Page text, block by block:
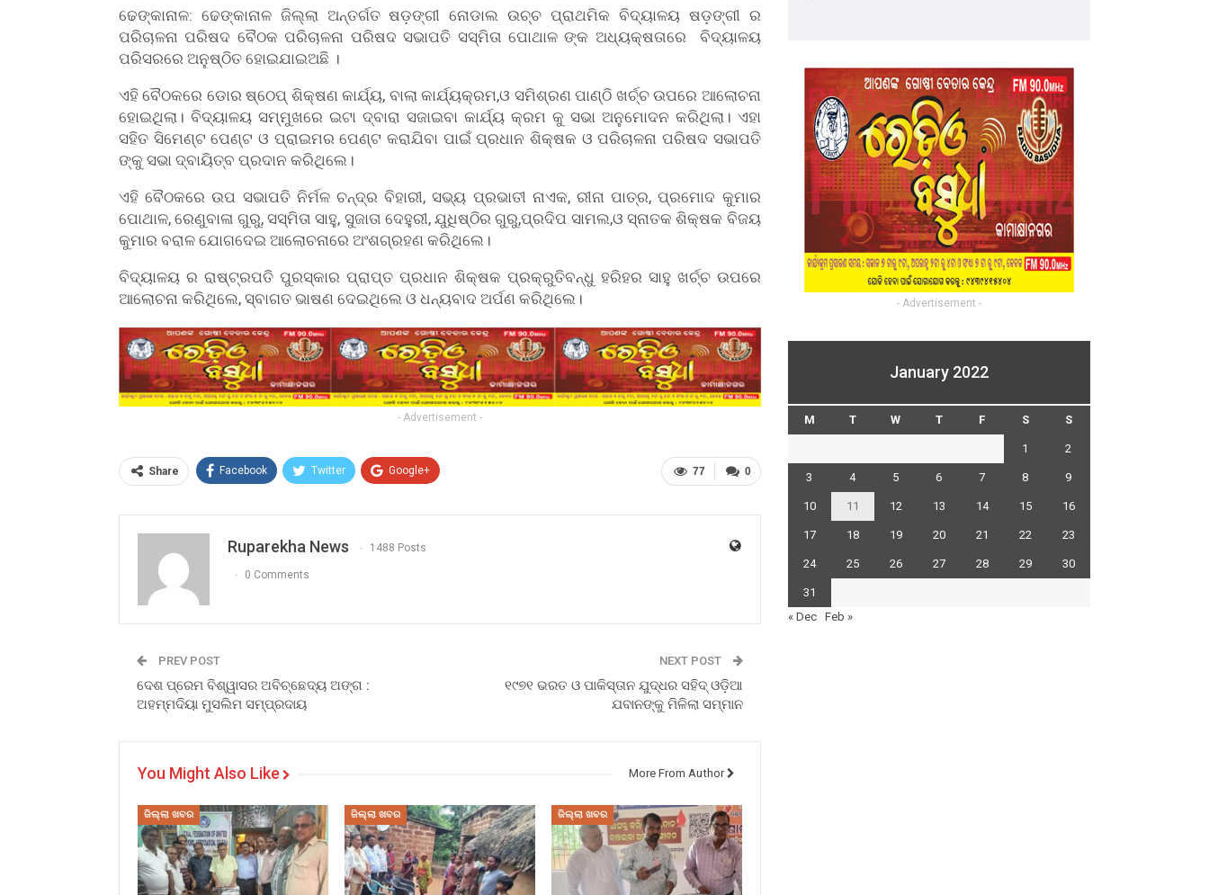
ଢେଙ୍କାନାଳ: ଢେଙ୍କାନାଳ ଜିଲ୍ଲା ଅନ୍ତର୍ଗତ ଷଡ଼ଙ୍ଗୀ ନୋଡାଲ ଉଚ୍ଚ ପ୍ରାଥମିକ ବିଦ୍ୟାଳୟ ଷଡ଼ଙ୍ଗୀ ର
ପରିଚାଳନା ପରିଷଦ ବୈଠକ ପରିଚାଳନା ପରିଷଦ ସଭାପତି ସସ୍ମିତା ପୋଥାଳ ଙ୍କ ଅଧ୍ୟକ୍ଷତାରେ ବିଦ୍ୟାଳୟ
ପରିସରରେ ଅନୁଷ୍ଠିତ ହୋଇଯାଇଅଛି ।
ଏହି ବୈଠକରେ ଡୋର ଷ୍ଠେପ୍ ଶିକ୍ଷଣ କାର୍ଯ୍ୟ, ବାଲା କାର୍ଯ୍ୟକ୍ରମ,ଓ ସମିଶ୍ରଣ ପାଣ୍ଠି ଖର୍ଚ୍ଚ ଉପରେ ଆଲୋଚନା
ହୋଇଥିଲା। ବିଦ୍ୟାଳୟ ସମ୍ମୁଖରେ ଇଟା ଦ୍ବାରା ସଜାଇବା କାର୍ଯ୍ୟ କ୍ରମ କୁ ସଭା ଅନୁମୋଦନ କରିଥିଲା। ଏହା
ସହିତ ସିମେଣ୍ଟ ପେଣ୍ଟ ଓ ପ୍ରାଇମର ପେଣ୍ଟ କରାଯିବା ପାଇଁ ପ୍ରଧାନ ଶିକ୍ଷକ ଓ ପରିଚାଳନା ପରିଷଦ ସଭାପତି
ଙ୍କୁ ସଭା ଦ୍ବାୟିତ୍ବ ପ୍ରଦାନ କରିଥିଲେ।
ଏହି ବୈଠକରେ ଉପ ସଭାପତି ନିର୍ମଳ ଚନ୍ଦ୍ର ବିହାରୀ, ସଭ୍ୟ ପ୍ରଭାତୀ ନାଏକ, ରୀନା ପାତ୍ର, ପ୍ରମୋଦ କୁମାର
ପୋଥାଳ, ରେଣୁବାଳା ଗୁରୁ, ସସ୍ମିତା ସାହୁ, ସୁଜାତା ଦେହୁରୀ, ଯୁଧିଷ୍ଠିର ଗୁରୁ,ପ୍ରଦିପ ସାମଲ,ଓ ସ୍ନାତକ ଶିକ୍ଷକ ବିଜୟ
କୁମାର ବରାଳ ଯୋଗଦେଇ ଆଲୋଚନାରେ ଅଂଶଗ୍ରହଣ କରିଥିଲେ।
ବିଦ୍ୟାଳୟ ର ରାଷ୍ଟ୍ରପତି ପୁରସ୍କାର ପ୍ରାପ୍ତ ପ୍ରଧାନ ଶିକ୍ଷକ ପ୍ରକ୍ରୁତିବନ୍ଧୁ ହରିହର ସାହୁ ଖର୍ଚ୍ଚ ଉପରେ
ଆଲୋଚନା କରିଥିଲେ, ସ୍ବାଗତ ଭାଷଣ ଦେଇଥିଲେ ଓ ଧନ୍ୟବାଦ ଅର୍ପଣ କରିଥିଲେ।
- Advertisement -
0
77
Share Facebook Twitter Google+
Ruparekha News 1488 Posts
0 Comments
PREV POST
ଦେଶ ପ୍ରେମ ବିଶ୍ୱାସର ଅବିଚ୍ଛେଦ୍ୟ ଅଙ୍ଗ :
ଅହମ୍ମଦିୟା ମୁସଲିମ ସମ୍ପ୍ରଦାୟ
NEXT POST
୧୯୭୧ ଭରତ ଓ ପାକିସ୍ତାନ ଯୁଦ୍ଧର ସହିଦ୍ ଓଡ଼ିଆ
ଯବାନଙ୍କୁ ମିଳିଲା ସମ୍ମାନ
You Might Also Like More From Author
ଜିଲ୍ଲା ଖବର ଜିଲ୍ଲା ଖବର ଜିଲ୍ଲା ଖବର
- Advertisement -
January 2022
M T W T F S S
1 2
3 4 5 6 7 8 9
10 11 12 13 14 15 16
17 18 19 20 21 22 23
24 25 26 27 28 29 30
31
« Dec
Feb »